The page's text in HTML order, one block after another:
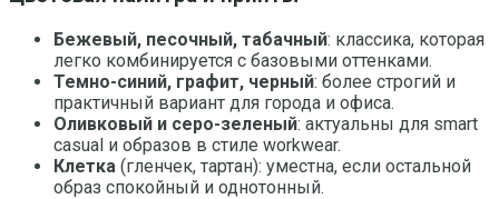
Бежевый, песочный, табачный: классика, которая
легко комбинируется с базовыми оттенками.
Темно-синий, графит, черный: более строгий и
практичный вариант для города и офиса.
Оливковый и серо-зеленый: актуальны для smart
casual и образов в стиле workwear.
Клетка (гленчек, тартан): уместна, если остальной
образ спокойный и однотонный.